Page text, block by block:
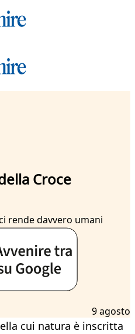
Croce
rende davvero umani
9 agosto
cui natura è inscritta